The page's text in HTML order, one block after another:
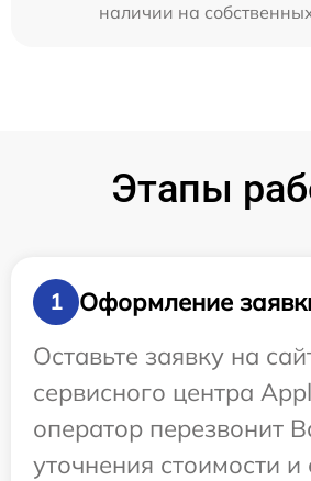
наличии на
Этапы
1
Оформление
Оставьте заявку на
сервисного центра
оператор перезвонит
уточнения стоимости и